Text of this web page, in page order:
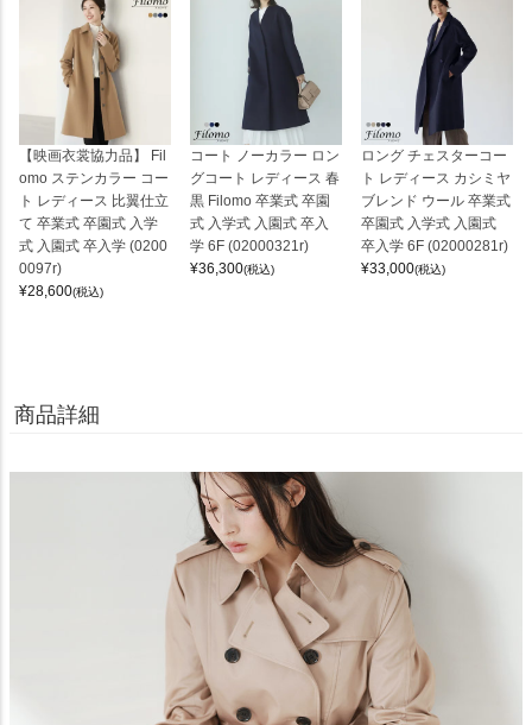
【映画衣裳協力品】 Fil
omo ステンカラー コー
ト レディース 比翼仕立
て 卒業式 卒園式 入学
式 入園式 卒入学 (0200
0097r)
¥28,600(税込)
コート ノーカラー ロン
グコート レディース 春
黒 Filomo 卒業式 卒園
式 入学式 入園式 卒入
学 6F (02000321r)
¥36,300(税込)
ロング チェスターコー
ト レディース カシミヤ
ブレンド ウール 卒業式
卒園式 入学式 入園式
卒入学 6F (02000281r)
¥33,000(税込)
商品詳細